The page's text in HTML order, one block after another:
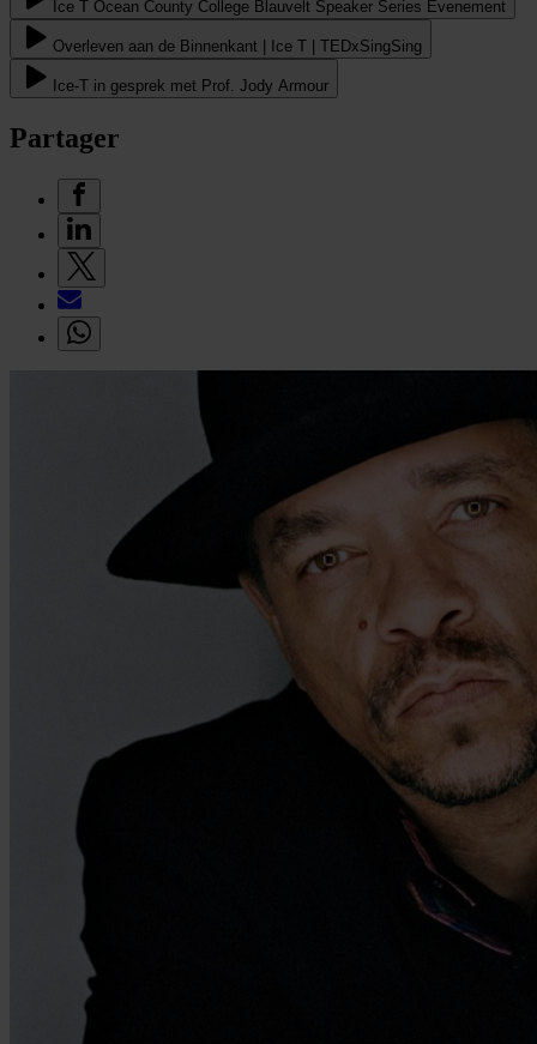
Ice T Ocean County College Blauvelt Speaker Series Evenement
Overleven aan de Binnenkant | Ice T | TEDxSingSing
Ice-T in gesprek met Prof. Jody Armour
Partager